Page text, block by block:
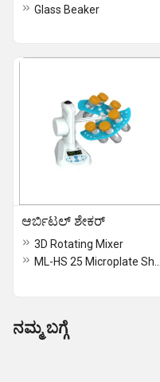
Glass Beaker
ಆರ್ಬಿಟಲ್ ಶೇಕರ್
3D Rotating Mixer
ನಮ್ಮ ಬಗ್ಗೆ